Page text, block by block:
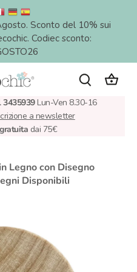
Sconto del 10% sui
Codiec sconto:
3435939Lun-Ven 8.30-16
a newsletter
dai 75€
Legno con Disegno
Disponibili